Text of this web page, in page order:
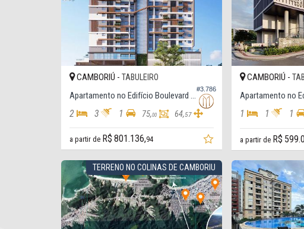
#3.786
CAMBORIÚ - TABULEIRO
Apartamento no Edifício Boulevard Figueira
2 3 1 75,00 64,57
a partir de R$ 801.136,94
CAMBORIÚ -
Apartamento no
1 1 1
a partir de R$
TERRENO NO COLINAS DE CAMBORIU